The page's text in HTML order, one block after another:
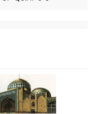
ՍՏՈՐԱԳՐԵՑ
ՆՇԱՆԱԿԵԼՈՒ